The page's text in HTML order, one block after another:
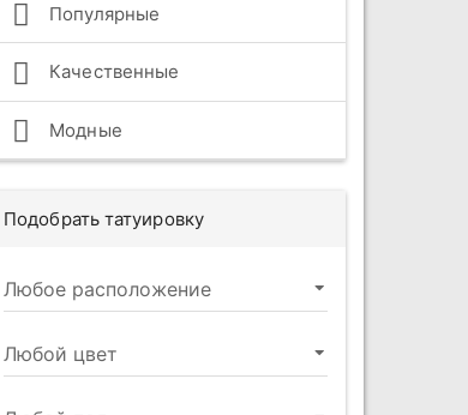
Популярные
Качественные
Модные
Подобрать татуировку